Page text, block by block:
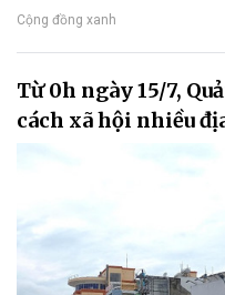
Cộng đồng xanh
Từ 0h ngày 15/7,
cách xã hội nhiều